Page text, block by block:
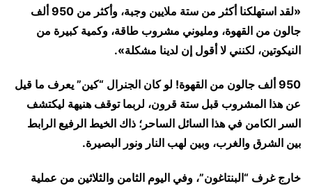
​«لقد استهلكنا أكثر من ستة ملايين وجبة، وأكثر من 950 ألف
جالون من القهوة، ومليوني مشروب طاقة، وكمية كبيرة من
النيكوتين، لكنني لا أقول إن لدينا مشكلة».
​950 ألف جالون من القهوة! لو كان الجنرال “كين” يعرف ما قيل
عن هذا المشروب قبل ستة قرون، لربما توقف هنيهة ليكتشف
السر الكامن في هذا السائل الساحر؛ ذاك الخيط الرفيع الرابط
بين الشرق والغرب، وبين لهب النار ونور البصيرة.
​خارج غرف “البنتاغون”، وفي اليوم الثامن والثلاثين من عملية